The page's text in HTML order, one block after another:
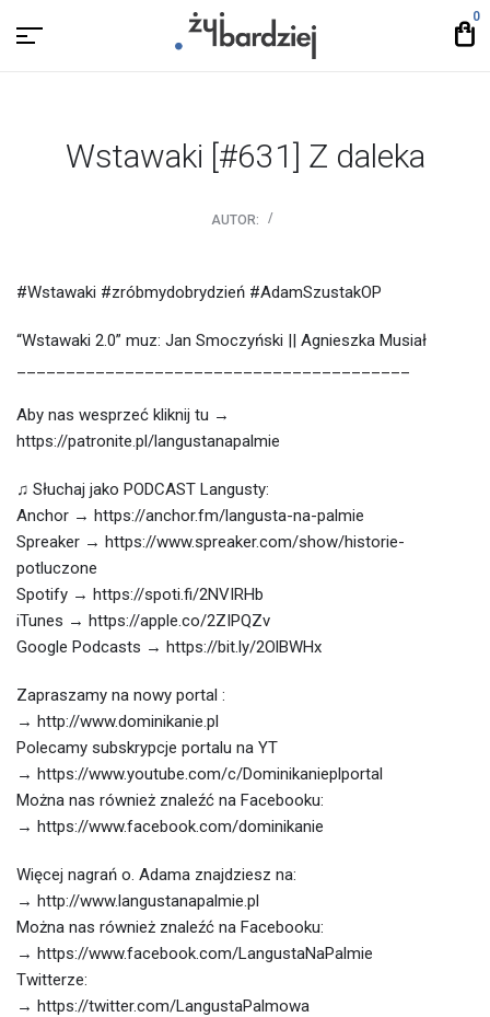
0
Wstawaki [#631] Z daleka
AUTOR:
#Wstawaki #zróbmydobrydzień #AdamSzustakOP
“Wstawaki 2.0” muz: Jan Smoczyński || Agnieszka Musiał
Aby nas wesprzeć kliknij tu →
https://patronite.pl/langustanapalmie
♫ Słuchaj jako PODCAST Langusty:
Anchor → https://anchor.fm/langusta-na-palmie
Spreaker → https://www.spreaker.com/show/historie-
potluczone
Spotify → https://spoti.fi/2NVIRHb
iTunes → https://apple.co/2ZIPQZv
Google Podcasts → https://bit.ly/2OlBWHx
Zapraszamy na nowy portal :
→ http://www.dominikanie.pl
Polecamy subskrypcje portalu na YT
→ https://www.youtube.com/c/Dominikanieplportal
Można nas również znaleźć na Facebooku:
→ https://www.facebook.com/dominikanie
Więcej nagrań o. Adama znajdziesz na:
→ http://www.langustanapalmie.pl
Można nas również znaleźć na Facebooku:
→ https://www.facebook.com/LangustaNaPalmie
Twitterze:
→ https://twitter.com/LangustaPalmowa